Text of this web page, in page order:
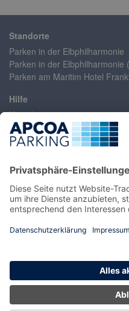
Standorte
Parken in der Elbphilharmonie
Parken in der Elbphilharmonie
Parken am Maritim Hotel
Hilfe
Kontakt
Erklärung zur Barrierefreiheit
Häufig gestellte Fragen
Registrieren
Mein Konto / Umbuchung
Umbuchung ohne Login
Information
Datenschutz